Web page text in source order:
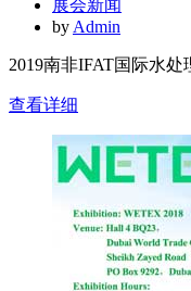
展会新闻
by Admin
2019南非IFAT国际水处
查看详细